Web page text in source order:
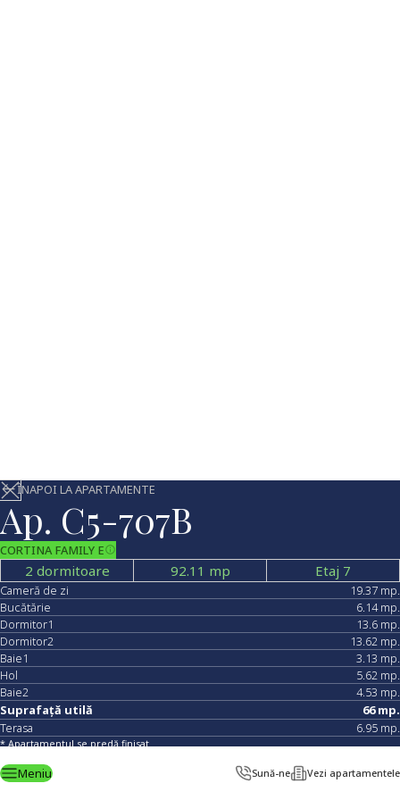
ÎNAPOI LA APARTAMENTE
Ap. C5-707B
CORTINA FAMILY E
2 dormitoare 92.11 mp Etaj 7
Cameră de zi 19.37 mp.
Bucătărie
6.14mp.
Dormitor1
13.6 mp.
Dormitor2
13.62 mp.
Baie1
3.13 mp.
Hol
5.62 mp.
Baie2
4.53 mp.
Suprafață utilă
66mp.
Terasa
6.95 mp.
* Apartamentul se predă finisat
Meniu Sună-ne Vezi apartamentele